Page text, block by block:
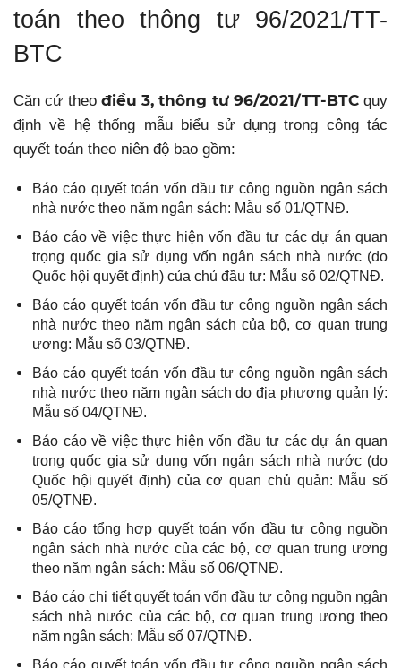
toán theo thông tư 96/2021/TT-
BTC
Căn cứ theo điều 3, thông tư 96/2021/TT-BTCquy
định về hệ thống mẫu biểu sử dụng trong công tác
quyết toán theo niên độ bao gồm:
Báo cáo quyết toán vốn đầu tư công nguồn ngân sách
nhà nước theo năm ngân sách: Mẫu số 01/QTNĐ.
Báo cáo về việc thực hiện vốn đầu tư các dự án quan
trọng quốc gia sử dụng vốn ngân sách nhà nước (do
Quốc hội quyết định) của chủ đầu tư: Mẫu số 02/QTNĐ.
Báo cáo quyết toán vốn đầu tư công nguồn ngân sách
nhà nước theo năm ngân sách của bộ, cơ quan trung
ương: Mẫu số 03/QTNĐ.
Báo cáo quyết toán vốn đầu tư công nguồn ngân sách
nhà nước theo năm ngân sách do địa phương quản lý:
Mẫu số 04/QTNĐ.
Báo cáo về việc thực hiện vốn đầu tư các dự án quan
trọng quốc gia sử dụng vốn ngân sách nhà nước (do
Quốc hội quyết định) của cơ quan chủ quản: Mẫu số
05/QTNĐ.
Báo cáo tổng hợp quyết toán vốn đầu tư công nguồn
ngân sách nhà nước của các bộ, cơ quan trung ương
theo năm ngân sách: Mẫu số 06/QTNĐ.
Báo cáo chi tiết quyết toán vốn đầu tư công nguồn ngân
sách nhà nước của các bộ, cơ quan trung ương theo
năm ngân sách: Mẫu số 07/QTNĐ.
Báo cáo quyết toán vốn đầu tư công nguồn ngân sách